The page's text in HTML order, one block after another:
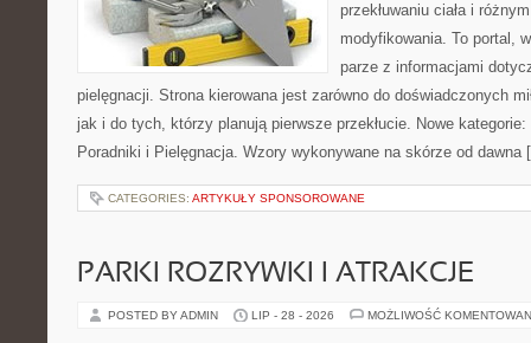
przekłuwaniu ciała i
modyfikowania. To portal,
parze z informacjami
pielęgnacji. Strona kierowana jest zarówno do doświadczonych
jak i do tych, którzy planują pierwsze przekłucie. Nowe
Poradniki i Pielęgnacja. Wzory wykonywane na skórze od
CATEGORIES: ARTYKUŁY SPONSOROWANE
PARKI ROZRYWKI I ATRAKCJE
POSTED BY ADMIN LIP - 28 - 2026 MOŻLIWOŚĆ